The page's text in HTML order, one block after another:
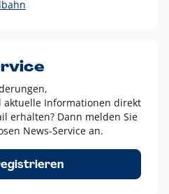
dürfen nur in Ausnahmefällen
Schwarz-Weiß-Umsetzungen
Schutzraum von jeweils einer
in alle Richtungen
aktuelle Informationen direkt
erhalten? Dann melden Sie
News-Service an.